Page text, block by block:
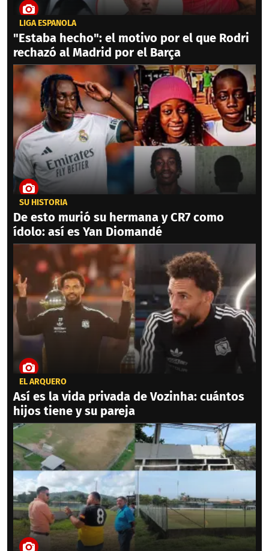
LIGA ESPAÑOLA
"Estaba hecho": el motivo por el que Rodri
rechazó al Madrid por el Barça
SU HISTORIA
De esto murió su hermana y CR7 como
ídolo: así es Yan Diomandé
EL ARQUERO
Así es la vida privada de Vozinha: cuántos
hijos tiene y su pareja